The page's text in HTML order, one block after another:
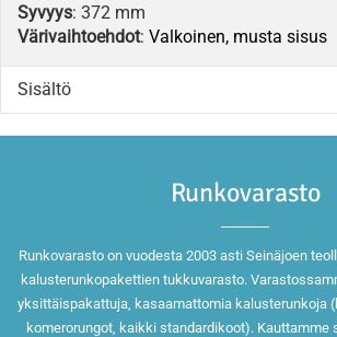
Syvyys: 372 mm
Värivaihtoehdot: Valkoinen, musta sisus
Sisältö
Runkovarasto
Runkovarasto on vuodesta 2003 asti Seinäjoen
kalusterunkopakettien tukkuvarasto.
yksittäispakattuja, kasaamattomia kalusterunkoja
komerorungot, kaikki standardikoot). Kauttamme